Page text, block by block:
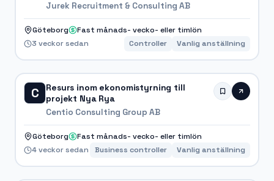
Jurek Recruitment & Consulting AB
Göteborg
Fast månads- vecko- eller timlön
3 veckor sedan
Controller Vanlig anställning
C
Resurs inom ekonomistyrning till
projekt Nya Rya
Centio Consulting Group AB
Göteborg
Fast månads- vecko- eller timlön
4 veckor sedan
Business controller Vanlig anställning